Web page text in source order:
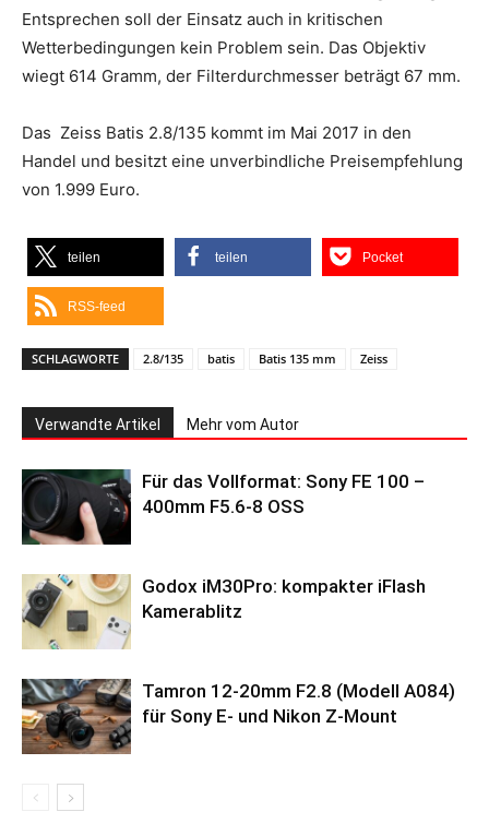
Entsprechen soll der Einsatz auch in kritischen
Wetterbedingungen kein Problem sein. Das Objektiv
wiegt 614 Gramm, der Filterdurchmesser beträgt 67 mm.
Das Zeiss Batis 2.8/135 kommt im Mai 2017 in den
Handel und besitzt eine unverbindliche Preisempfehlung
von 1.999 Euro.
teilen teilen Pocket
RSS-feed
SCHLAGWORTE 2.8/135 batis Batis 135 mm Zeiss
Verwandte Artikel Mehr vom Autor
Für das Vollformat: Sony FE 100 –
400mm F5.6-8 OSS
Godox iM30Pro: kompakter iFlash
Kamerablitz
Tamron 12-20mm F2.8 (Modell A084)
für Sony E- und Nikon Z-Mount